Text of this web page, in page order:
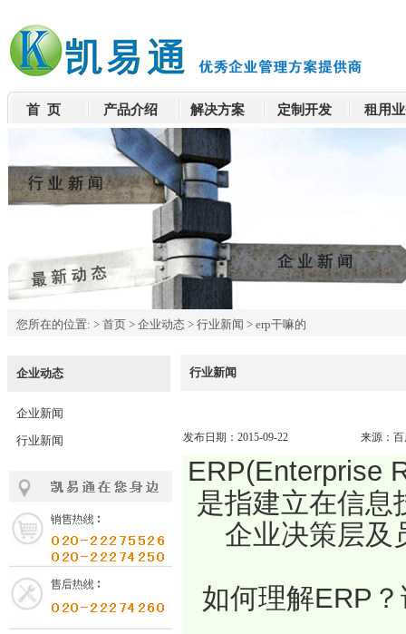
首 页 产品介绍 解决方案 定制开发 租用
您所在的位置: > 首页 > 企业动态 > 行业新闻 > erp干嘛的
企业动态
企业新闻
行业新闻
行业新闻
发布日期：2015-09-22 来源：
ERP(Enterprise
是指建立在信息
企业决策层及
如何理解ERP